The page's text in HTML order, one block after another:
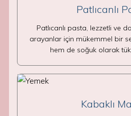
Patlıcanlı
Patlıcanlı pasta, lezzetli ve
arayanlar için mükemmel bir
hem de soğuk olarak
Kabaklı